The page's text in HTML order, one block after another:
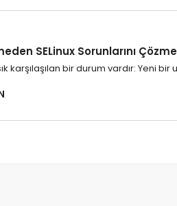
SELinux Sorunlarını
karşılaşılan bir durum vardır: Yeni bir